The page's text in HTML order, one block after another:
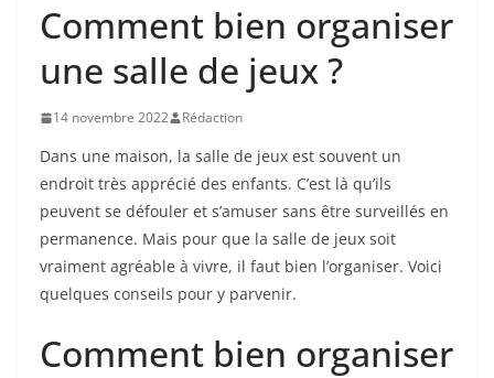
Comment bien organiser
une salle de jeux ?
14 novembre 2022 Rédaction
Dans une maison, la salle de jeux est souvent un
endroit très apprécié des enfants. C’est là qu’ils
peuvent se défouler et s’amuser sans être surveillés en
permanence. Mais pour que la salle de jeux soit
vraiment agréable à vivre, il faut bien l’organiser. Voici
quelques conseils pour y parvenir.
Comment bien organiser